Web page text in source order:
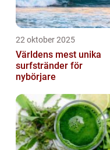
22 oktober 2025
Världens mest unika
surfstränder för
nybörjare